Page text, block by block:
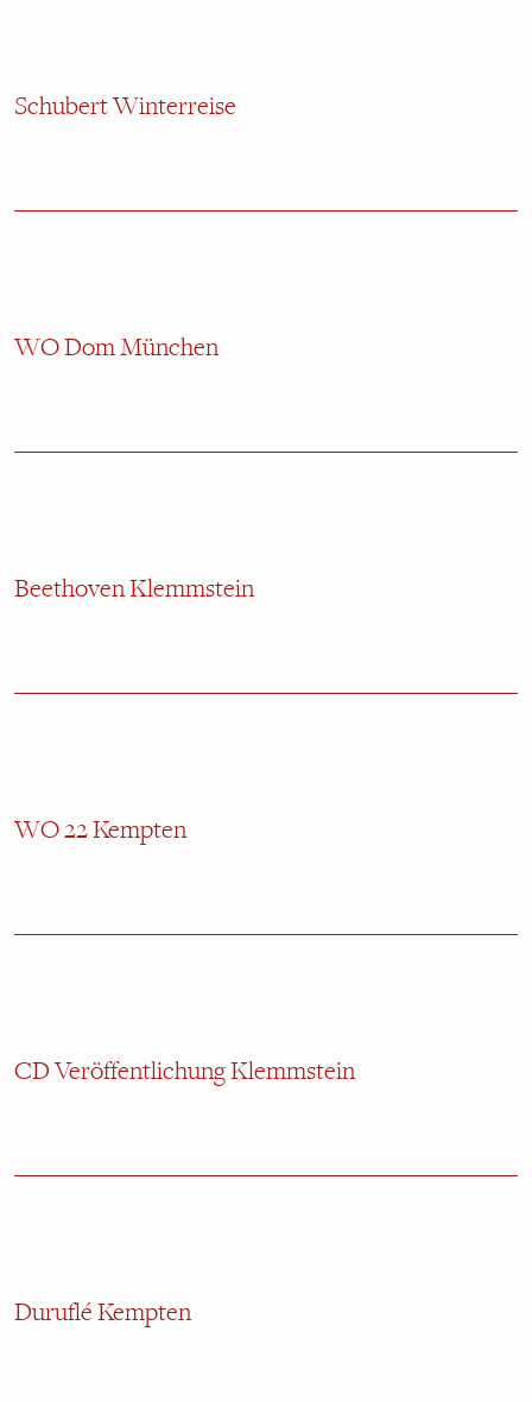
Schubert Winterreise
WO Dom München
Beethoven Klemmstein
WO 22 Kempten
CD Veröffentlichung Klemmstein
Duruflé Kempten